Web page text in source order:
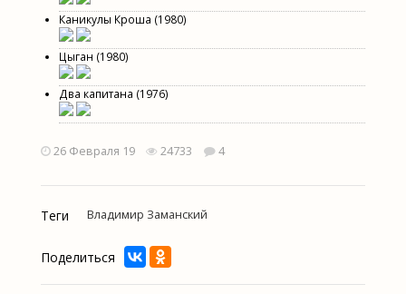
Каникулы Кроша (1980)
Цыган (1980)
Два капитана (1976)
26 Февраля 19 24733 4
Теги Владимир Заманский
Поделиться